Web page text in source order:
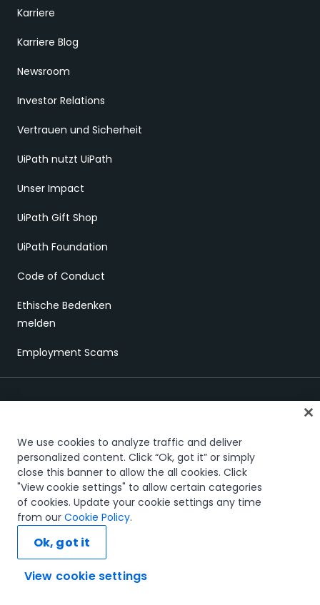
Karriere
Karriere Blog
Newsroom
Investor Relations
Vertrauen und Sicherheit
UiPath nutzt UiPath
Unser Impact
UiPath Gift Shop
UiPath Foundation
Code of Conduct
Ethische Bedenken
melden
Employment Scams
Vertrauen und SicherheitTerms of UsePrivacy PolicyCookies Policy
Your Privacy Choices
The UiPath word mark, logos, and robots are registered
trademarks owned by UiPath, Inc. and its affiliates. UiPath® is a
registered trademark in the United States and several countries
© 2005-2026 UiPath. All rights reserved.
We use cookies to analyze traffic and deliver
personalized content. Click “Ok, got it” or simply
close this banner to allow the all cookies. Click
"View cookie settings" to allow certain categories
of cookies. Update your cookie settings any time
from our Cookie Policy.
View cookie settings
Ok, got it